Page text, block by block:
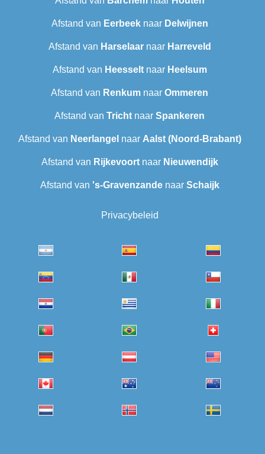
Afstand van Eerbeeknaar Delwijnen
Afstand van Harselaarnaar Harreveld
Afstand van Heesseltnaar Heelsum
Afstand van Renkum naar Ommeren
Afstand van Tricht naar Spankeren
Afstand van Neerlangel naar Aalst (Noord-Brabant)
Afstand van Rijkevoortnaar Nieuwendijk
Afstand van 's-Gravenzandenaar Schaijk
Privacybeleid